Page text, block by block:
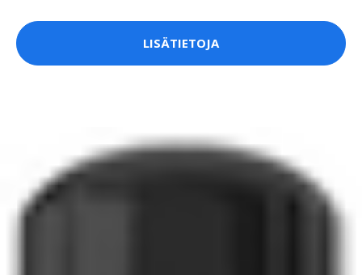
LISÄTIETOJA